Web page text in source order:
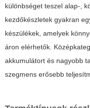
különbséget teszel alap-,
kezdőkészletek gyakran
készülékek, amelyek
áron elérhetők.
akkumulátort és nagyobb
szegmens erősebb